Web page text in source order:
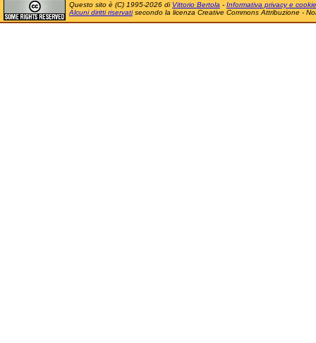
Questo sito è (C) 1995-2026 di Vittorio Bertola - Informativa privacy e cookie
Alcuni diritti riservatisecondo la licenza Creative Commons Attribuzione -